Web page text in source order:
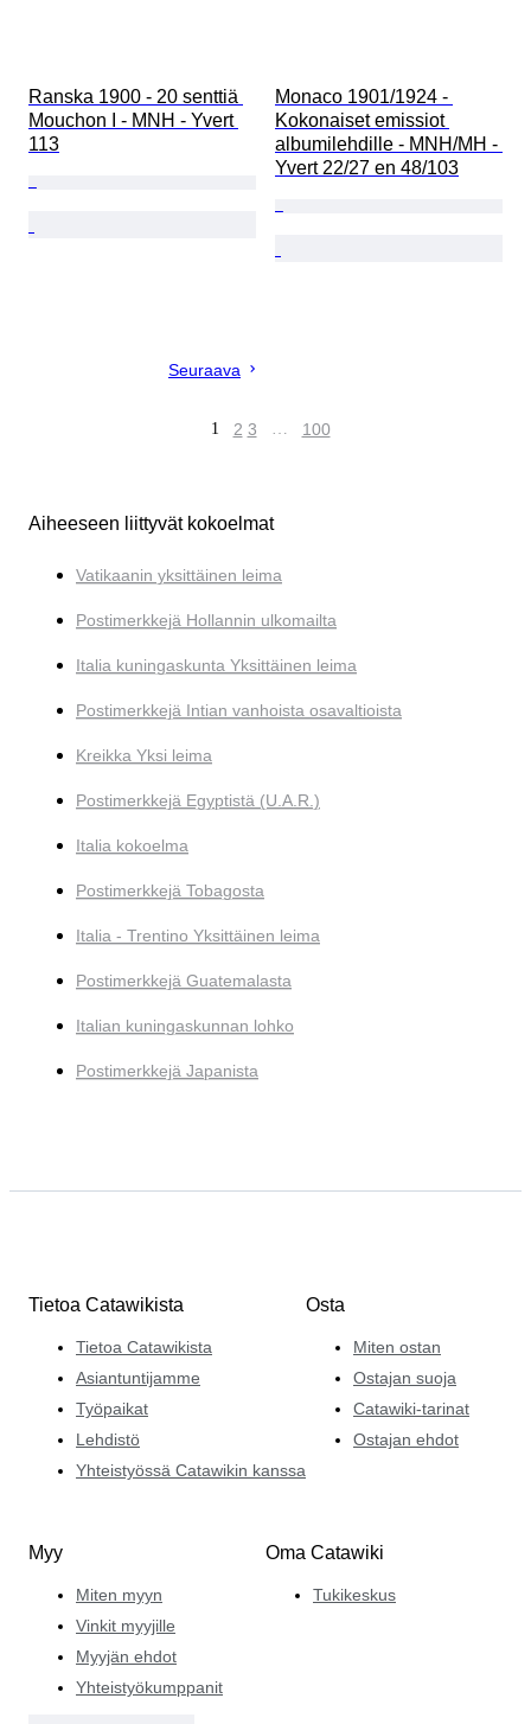
Ranska 1900 - 20 senttiä
Mouchon I - MNH - Yvert
113
Monaco 1901/1924 -
Kokonaiset emissiot
albumilehdille - MNH/MH -
Yvert 22/27 en 48/103
Seuraava
1 2 3 … 100
Aiheeseen liittyvät kokoelmat
Vatikaanin yksittäinen leima
Postimerkkejä Hollannin ulkomailta
Italia kuningaskunta Yksittäinen leima
Postimerkkejä Intian vanhoista osavaltioista
Kreikka Yksi leima
Postimerkkejä Egyptistä (U.A.R.)
Italia kokoelma
Postimerkkejä Tobagosta
Italia - Trentino Yksittäinen leima
Postimerkkejä Guatemalasta
Italian kuningaskunnan lohko
Postimerkkejä Japanista
Tietoa Catawikista
Tietoa Catawikista
Asiantuntijamme
Työpaikat
Lehdistö
Yhteistyössä Catawikin kanssa
Osta
Miten ostan
Ostajan suoja
Catawiki-tarinat
Ostajan ehdot
Myy
Miten myyn
Vinkit myyjille
Myyjän ehdot
Yhteistyökumppanit
Oma Catawiki
Tukikeskus